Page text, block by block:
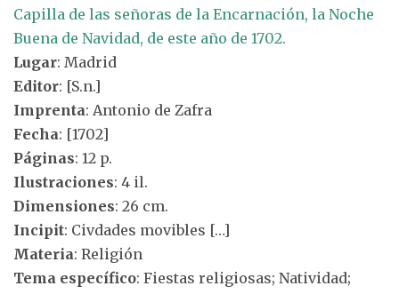
Capilla de las señoras de la Encarnación, la Noche
Buena de Navidad, de este año de 1702.
Lugar: Madrid
Editor: [S.n.]
Imprenta: Antonio de Zafra
Fecha: [1702]
Páginas: 12 p.
Ilustraciones: 4 il.
Dimensiones: 26 cm.
Incipit: Civdades movibles […]
Materia: Religión
Tema específico: Fiestas religiosas; Natividad;